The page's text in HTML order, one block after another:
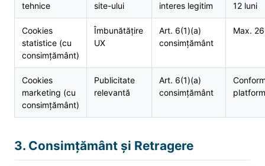
tehnice
site-ului
interes legitim
12 luni
Cookies
statistice (cu
consimțământ)
Îmbunătățire
UX
Art. 6(1)(a)
consimțământ
Max.
Cookies
marketing (cu
consimțământ)
Publicitate
relevantă
Art. 6(1)(a)
consimțământ
3. Consimțământ și Retragere